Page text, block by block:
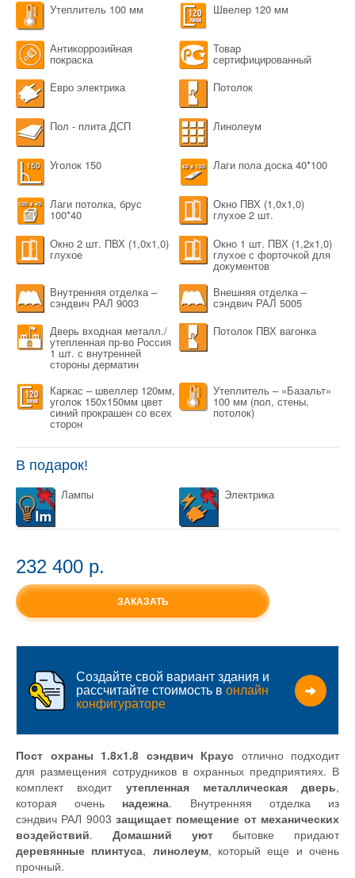
Утеплитель 100 мм Швелер 120 мм
Антикоррозийная
покраска
Товар
сертифицированный
Евро электрика
Потолок
Пол - плита ДСП Линолеум
Уголок 150 Лаги пола доска 40*100
Лаги потолка, брус
100*40
Окно ПВХ (1,0х1,0)
глухое 2 шт.
Окно 2 шт. ПВХ (1,0х1,0)
глухое
Окно 1 шт. ПВХ (1,2х1,0)
глухое с форточкой для
документов
Внутренняя отделка –
сэндвич РАЛ 9003
Внешняя отделка –
сэндвич РАЛ 5005
Дверь входная металл./
утепленная пр-во Россия
1 шт. с внутренней
стороны дерматин
Потолок ПВХ вагонка
Каркас – швеллер 120мм,
уголок 150х150мм цвет
синий прокрашен со всех
сторон
Утеплитель – «Базальт»
100 мм (пол, стены,
потолок)
В подарок!
Лампы Электрика
232 400 p.
ЗАКАЗАТЬ
Создайте свой вариант здания и
рассчитайте стоимость в онлайн
конфигураторе
Пост охраны 1.8х1.8 сэндвич Краус отлично подходит
для размещения сотрудников в охранных предприятиях. В
комплект входит утепленная металлическая дверь,
которая очень надежна. Внутренняя отделка из
сэндвич РАЛ 9003 защищает помещение от механических
воздействий. Домашний уютбытовке придают
деревянные плинтуса, линолеум, который еще и очень
прочный.